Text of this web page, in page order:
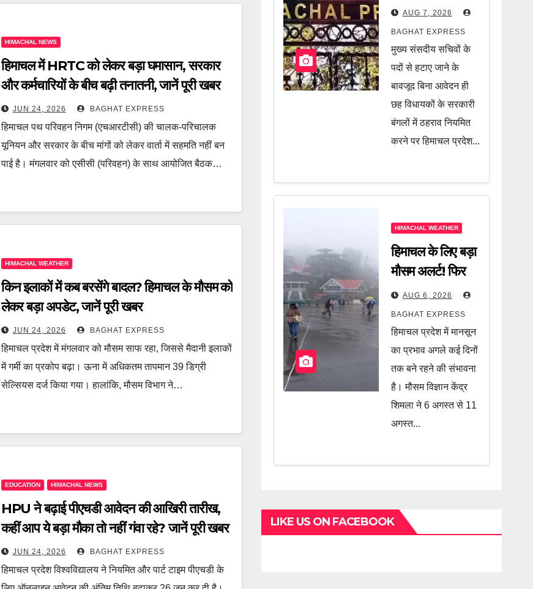
HIMACHAL NEWS
हिमाचल में HRTC को लेकर बड़ा घमासान, सरकार
और कर्मचारियों के बीच बढ़ी तनातनी, जानें पूरी खबर
JUN 24, 2026 BAGHAT EXPRESS
हिमाचल पथ परिवहन निगम (एचआरटीसी) की चालक-परिचालक
यूनियन और सरकार के बीच मांगों को लेकर वार्ता में सहमति नहीं बन
पाई है। मंगलवार को एसीसी (परिवहन) के साथ आयोजित बैठक…
HIMACHAL WEATHER
किन इलाकों में कब बरसेंगे बादल? हिमाचल के मौसम को
लेकर बड़ा अपडेट, जानें पूरी खबर
JUN 24, 2026 BAGHAT EXPRESS
हिमाचल प्रदेश में मंगलवार को मौसम साफ रहा, जिससे मैदानी इलाकों
में गर्मी का प्रकोप बढ़ा। ऊना में अधिकतम तापमान 39 डिग्री
सेल्सियस दर्ज किया गया। हालांकि, मौसम विभाग ने…
EDUCATION HIMACHAL NEWS
HPU ने बढ़ाई पीएचडी आवेदन की आखिरी तारीख,
कहीं आप ये बड़ा मौका तो नहीं गंवा रहे? जानें पूरी खबर
JUN 24, 2026 BAGHAT EXPRESS
हिमाचल प्रदेश विश्वविद्यालय ने नियमित और पार्ट टाइम पीएचडी के
हाईकोर्ट की बड़ी
सख्ती! मुख्य सचिव
से मांगा जवाब, जानें
पूरी खबर
AUG 7, 2026
BAGHAT EXPRESS
मुख्य संसदीय सचिवों के
पदों से हटाए जाने के
बावजूद बिना आवेदन ही
छह विधायकों के सरकारी
बंगलों में ठहराव नियमित
करने पर हिमाचल प्रदेश...
HIMACHAL WEATHER
हिमाचल के लिए बड़ा
मौसम अलर्ट! फिर
सक्रिय होगा
मानसून, कई इलाकों
पर मंडरा रहा खतरा,
जानें पूरी खबर
AUG 6, 2026
BAGHAT EXPRESS
हिमाचल प्रदेश में मानसून
का प्रभाव अगले कई दिनों
तक बने रहने की संभावना
है। मौसम विज्ञान केंद्र
शिमला ने 6 अगस्त से 11
अगस्त...
LIKE US ON FACEBOOK